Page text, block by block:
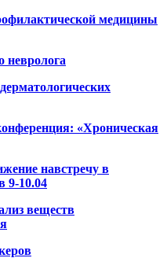
медицины
невролога
«Хроническая
навстречу в
9-10.04
веществ